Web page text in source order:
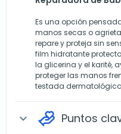
Es una opción
manos secas o
repare y proteja sin
film hidratante
la glicerina y el karité,
proteger las manos
testada
expand_more Puntos